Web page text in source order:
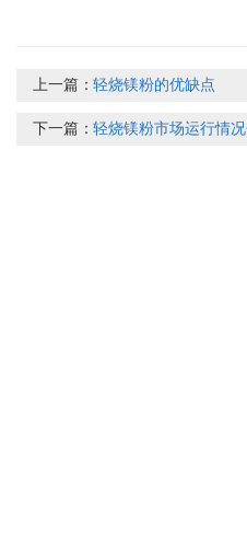
上一篇：轻烧镁粉的优缺点
下一篇：轻烧镁粉市场运行情